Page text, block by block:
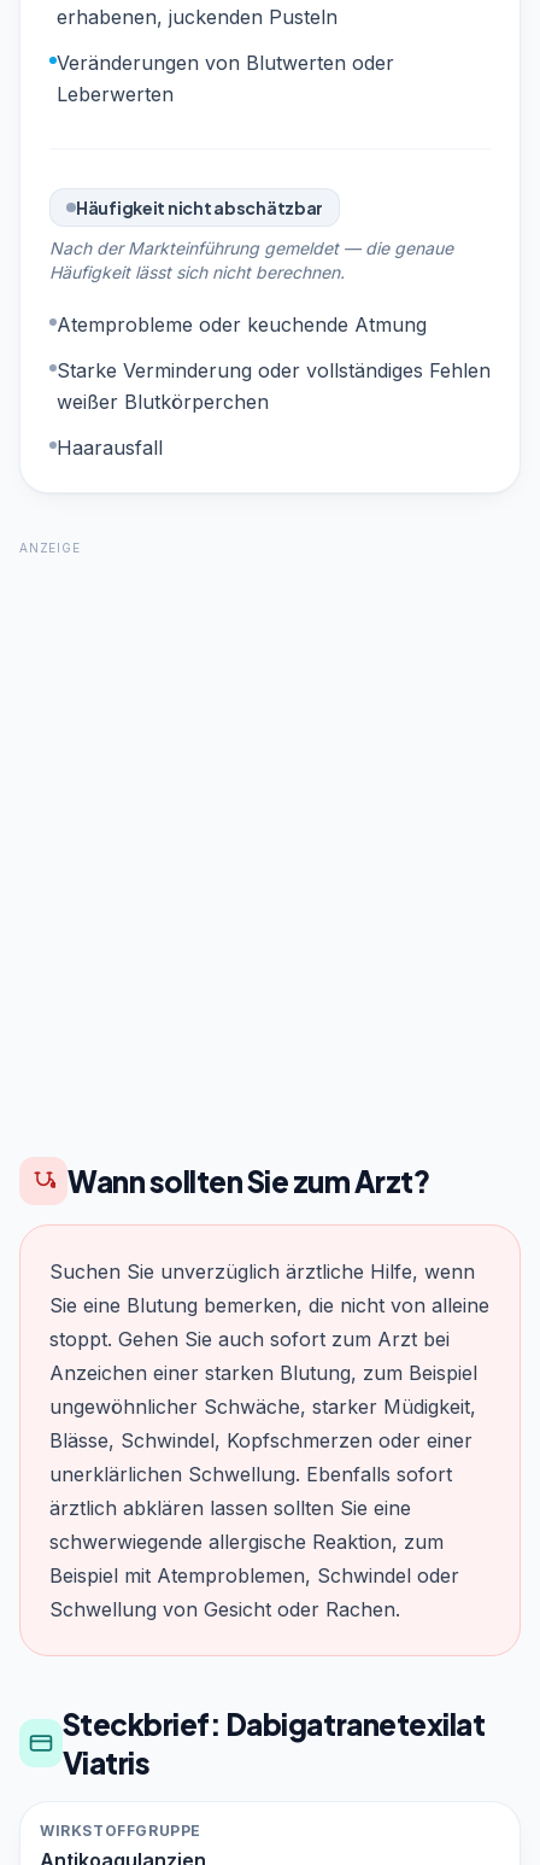
erhabenen, juckenden Pusteln
Veränderungen von Blutwerten oder
Leberwerten
Häufigkeit nicht abschätzbar
Nach der Markteinführung gemeldet — die genaue
Häufigkeit lässt sich nicht berechnen.
Atemprobleme oder keuchende Atmung
Starke Verminderung oder vollständiges Fehlen
weißer Blutkörperchen
Haarausfall
ANZEIGE
Wann sollten Sie zum Arzt?
Suchen Sie unverzüglich ärztliche Hilfe, wenn
Sie eine Blutung bemerken, die nicht von alleine
stoppt. Gehen Sie auch sofort zum Arzt bei
Anzeichen einer starken Blutung, zum Beispiel
ungewöhnlicher Schwäche, starker Müdigkeit,
Blässe, Schwindel, Kopfschmerzen oder einer
unerklärlichen Schwellung. Ebenfalls sofort
ärztlich abklären lassen sollten Sie eine
schwerwiegende allergische Reaktion, zum
Beispiel mit Atemproblemen, Schwindel oder
Schwellung von Gesicht oder Rachen.
Steckbrief: Dabigatranetexilat
Viatris
WIRKSTOFFGRUPPE
Antikoagulanzien